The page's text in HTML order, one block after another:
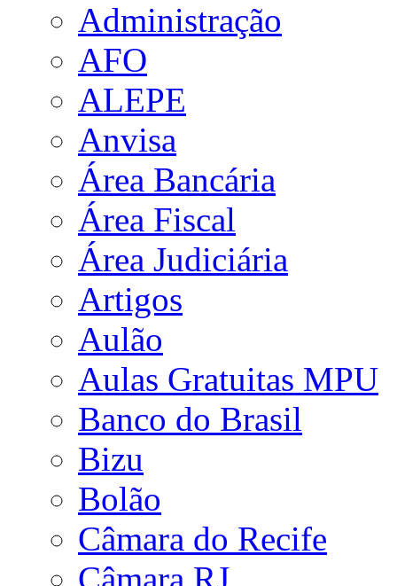
Administração
AFO
ALEPE
Anvisa
Área Bancária
Área Fiscal
Área Judiciária
Artigos
Aulão
Aulas Gratuitas MPU
Banco do Brasil
Bizu
Bolão
Câmara do Recife